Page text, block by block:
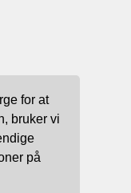
for at
bruker vi
på